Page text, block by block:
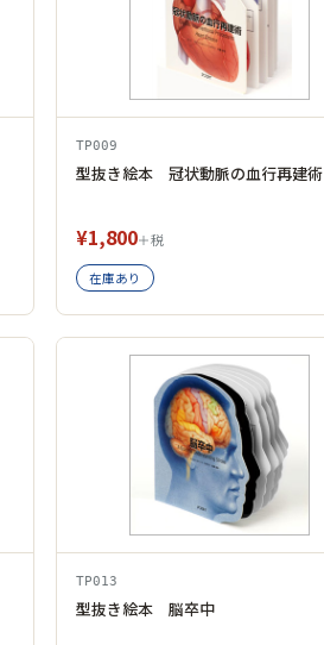
TP009
型抜き絵本 冠状動脈の血行再建術
¥1,800＋税
在庫あり
TP013
型抜き絵本 脳卒中